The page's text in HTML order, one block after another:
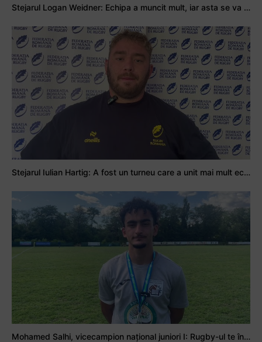
Stejarul Logan Weidner: Echipa a muncit mult, iar asta se va vedea în meciurile de la Nations Cup
Stejarul Iulian Hartig: A fost un turneu care a unit mai mult echipa
Mohamed Salhi, vicecampion național juniori I: Rugby-ul te învață să accepți și înfrângerile